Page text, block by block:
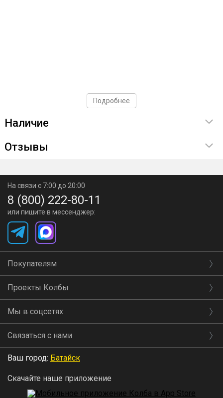
Подробнее
Наличие
Отзывы
На связи с 7:00 до 20:00
8 (800) 222-80-11
или пишите в мессенджер:
Покупателям
Проекты Колбы
Мы в соцсетях
Связаться с нами
Ваш город: Батайск
Скачайте наше приложение